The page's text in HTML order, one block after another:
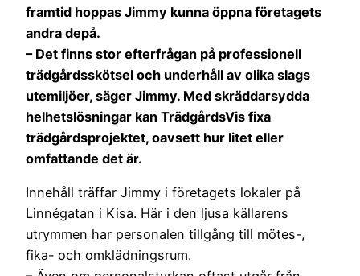
framtid hoppas Jimmy kunna öppna företagets
andra depå.
– Det finns stor efterfrågan på professionell
trädgårdsskötsel och underhåll av olika slags
utemiljöer, säger Jimmy. Med skräddarsydda
helhetslösningar kan TrädgårdsVis fixa
trädgårdsprojektet, oavsett hur litet eller
omfattande det är.
Innehåll träffar Jimmy i företagets lokaler på
Linnégatan i Kisa. Här i den ljusa källarens
utrymmen har personalen tillgång till mötes-,
fika- och omklädningsrum.